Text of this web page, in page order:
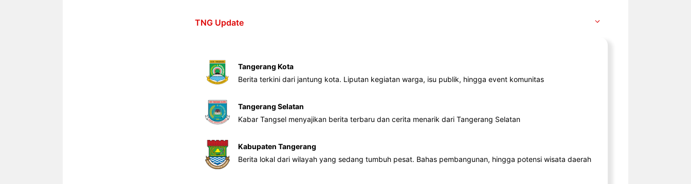
TNG Update
Tangerang Kota
Berita terkini dari jantung kota. Liputan kegiatan warga, isu publik, hingga event komunitas
Tangerang Selatan
Kabar Tangsel menyajikan berita terbaru dan cerita menarik dari Tangerang Selatan
Kabupaten Tangerang
Berita lokal dari wilayah yang sedang tumbuh pesat. Bahas pembangunan, hingga potensi wisata daerah